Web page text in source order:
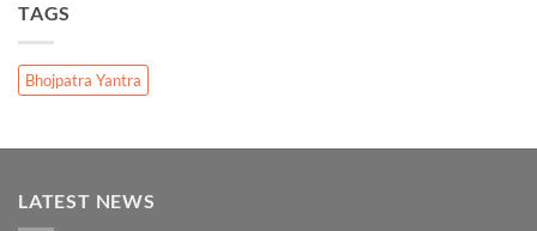
TAGS
Bhojpatra Yantra
LATEST NEWS